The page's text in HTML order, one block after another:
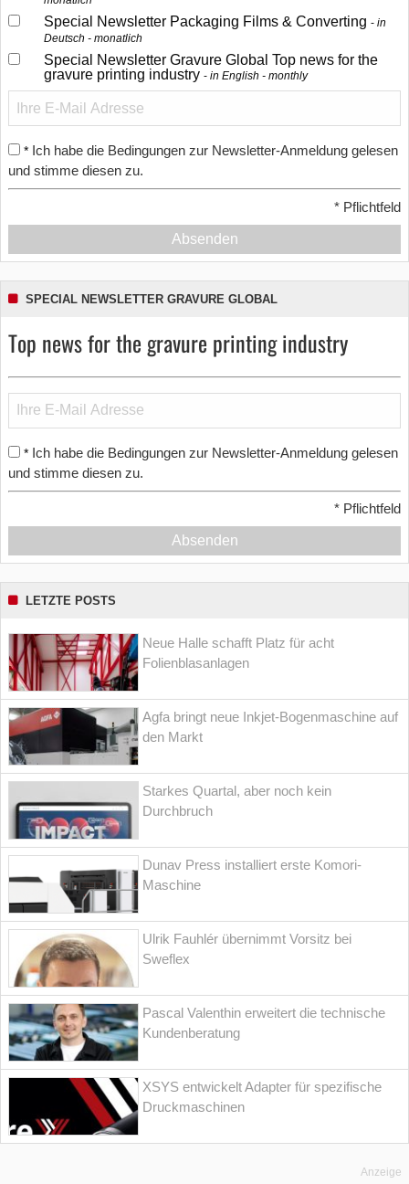
Special Newsletter Packaging Films & Converting
in
Deutsch - monatlich
Special Newsletter Gravure Global Top news for the
gravure printing industry
in English - monthly
* Ich habe die Bedingungen zur Newsletter-Anmeldung gelesen
und stimme diesen zu.
* Pflichtfeld
Absenden
SPECIAL NEWSLETTER GRAVURE GLOBAL
Top news for the gravure printing industry
* Ich habe die Bedingungen zur Newsletter-Anmeldung gelesen
und stimme diesen zu.
* Pflichtfeld
Absenden
LETZTE POSTS
Neue Halle schafft Platz für acht
Folienblasanlagen
Agfa bringt neue Inkjet-Bogenmaschine auf
den Markt
Starkes Quartal, aber noch kein
Durchbruch
Dunav Press installiert erste Komori-
Maschine
Ulrik Fauhlér übernimmt Vorsitz bei
Sweflex
Pascal Valenthin erweitert die technische
Kundenberatung
XSYS entwickelt Adapter für spezifische
Druckmaschinen
Anzeige